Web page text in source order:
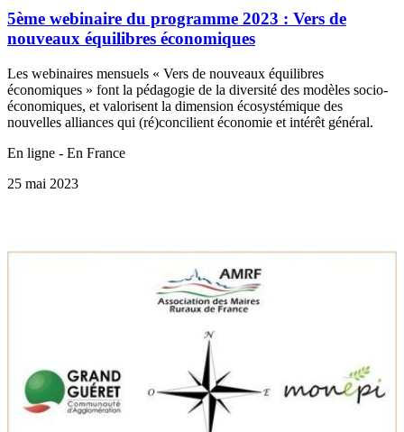
5ème webinaire du programme 2023 : Vers de
nouveaux équilibres économiques
Les webinaires mensuels « Vers de nouveaux équilibres
économiques » font la pédagogie de la diversité des modèles socio-
économiques, et valorisent la dimension écosystémique des
nouvelles alliances qui (ré)concilient économie et intérêt général.
En ligne - En France
25 mai 2023